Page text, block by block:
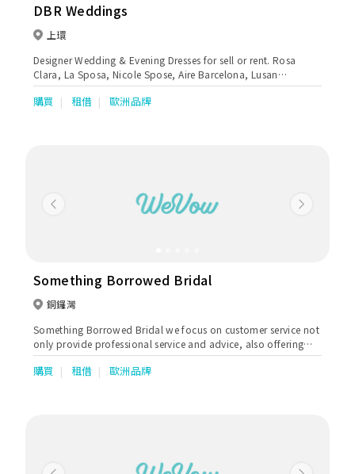
DBR Weddings
上環
Designer Wedding & Evening Dresses for sell or rent. Rosa
Clara, La Sposa, Nicole Spose, Aire Barcelona, Lusan
Mandongus, Mistrelli, Adi Shlomo, Tarik Ediz, St Patrick, Viero
Bridal, Zac Posen For White One, Edward Arsouni
購買 租借 歐洲品牌
Previous Next
Something Borrowed Bridal
銅鑼灣
Something Borrowed Bridal we focus on customer service not
only provide professional service and advice, also offering
high quality material bridal gown. We provide custom made
and rental service to our B2B which including Wedding Gown,
購買 租借 歐洲品牌